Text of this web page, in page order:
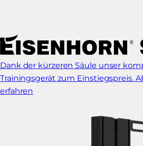
Dank der kürzeren Säule unser
Trainingsgerät zum Einstiegspreis.
erfahren